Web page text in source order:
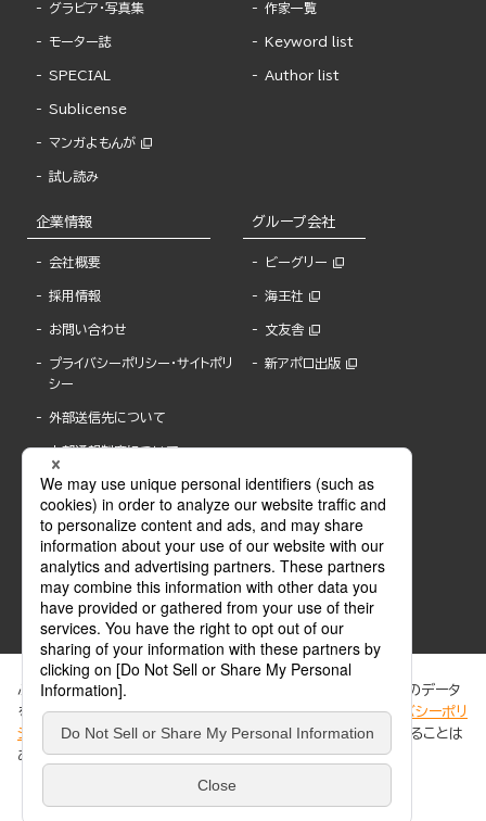
グラビア・写真集
モーター誌
SPECIAL
Sublicense
マンガよもんが
試し読み
作家一覧
Keyword list
Author list
企業情報
会社概要
採用情報
お問い合わせ
プライバシーポリシー・サイトポリ
シー
外部送信先について
内部通報制度について
グループ会社
ビーグリー
海王社
文友舎
新アポロ出版
ABJマークは、この電子書店・電子書籍配信サービスが、著作権者からコンテンツ使用許諾を
得た正規版配信サービスであることを示す登録商標(登録番号 第6091713号)です。
ABJマークの詳細、ABJマークを掲示しているサービスの一覧はこちら。
ぶんか社が運営するサイトでは、利便性向上のためにCookie等のデータ
を使用しています。 当社のCookieについての詳細は、「プライバシーポリ
シー
」をご覧ください。当サイトでは、訪問者の個人情報を追跡することは
ありません。